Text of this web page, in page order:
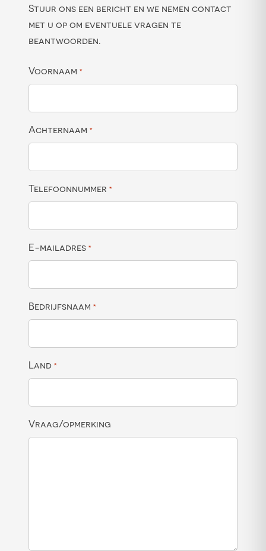
Stuur ons een bericht en we nemen contact
met u op om eventuele vragen te
beantwoorden.
Voornaam *
Achternaam *
Telefoonnummer *
E-mailadres *
Bedrijfsnaam *
Land *
Vraag/opmerking